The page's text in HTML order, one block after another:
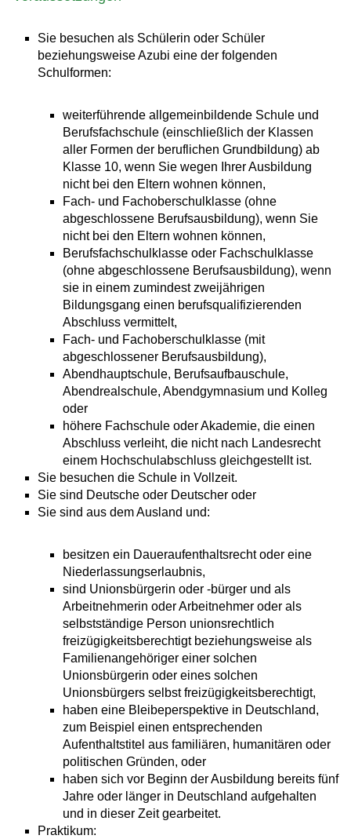
Sie besuchen als Schülerin oder Schüler
beziehungsweise Azubi eine der folgenden
Schulformen:
weiterführende allgemeinbildende Schule und
Berufsfachschule (einschließlich der Klassen
aller Formen der beruflichen Grundbildung) ab
Klasse 10, wenn Sie wegen Ihrer Ausbildung
nicht bei den Eltern wohnen können,
Fach- und Fachoberschulklasse (ohne
abgeschlossene Berufsausbildung), wenn Sie
nicht bei den Eltern wohnen können,
Berufsfachschulklasse oder Fachschulklasse
(ohne abgeschlossene Berufsausbildung), wenn
sie in einem zumindest zweijährigen
Bildungsgang einen berufsqualifizierenden
Abschluss vermittelt,
Fach- und Fachoberschulklasse (mit
abgeschlossener Berufsausbildung),
Abendhauptschule, Berufsaufbauschule,
Abendrealschule, Abendgymnasium und Kolleg
oder
höhere Fachschule oder Akademie, die einen
Abschluss verleiht, die nicht nach Landesrecht
einem Hochschulabschluss gleichgestellt ist.
Sie besuchen die Schule in Vollzeit.
Sie sind Deutsche oder Deutscher oder
Sie sind aus dem Ausland und:
besitzen ein Daueraufenthaltsrecht oder eine
Niederlassungserlaubnis,
sind Unionsbürgerin oder -bürger und als
Arbeitnehmerin oder Arbeitnehmer oder als
selbstständige Person unionsrechtlich
freizügigkeitsberechtigt beziehungsweise als
Familienangehöriger einer solchen
Unionsbürgerin oder eines solchen
Unionsbürgers selbst freizügigkeitsberechtigt,
haben eine Bleibeperspektive in Deutschland,
zum Beispiel einen entsprechenden
Aufenthaltstitel aus familiären, humanitären oder
politischen Gründen, oder
haben sich vor Beginn der Ausbildung bereits fünf
Jahre oder länger in Deutschland aufgehalten
und in dieser Zeit gearbeitet.
Praktikum: